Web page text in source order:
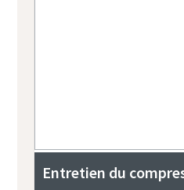
Entretien du